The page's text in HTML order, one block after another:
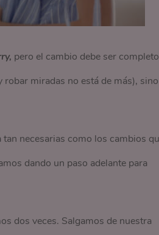
pero el cambio debe ser
miradas no está de más), sino
necesarias como los cambios
dando un paso adelante para
dos veces. Salgamos de nuestra